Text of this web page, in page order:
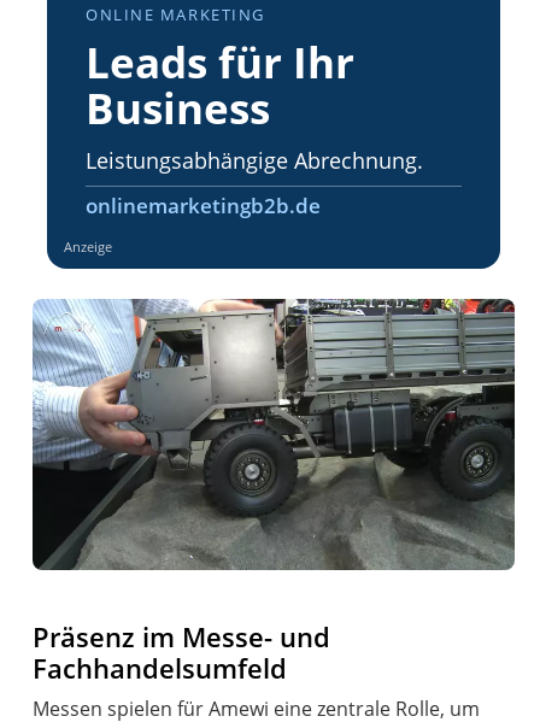
ONLINE MARKETING
Leads für Ihr
Business
Leistungsabhängige Abrechnung.
onlinemarketingb2b.de
Anzeige
Präsenz im Messe- und
Fachhandelsumfeld
Messen spielen für Amewi eine zentrale Rolle, um